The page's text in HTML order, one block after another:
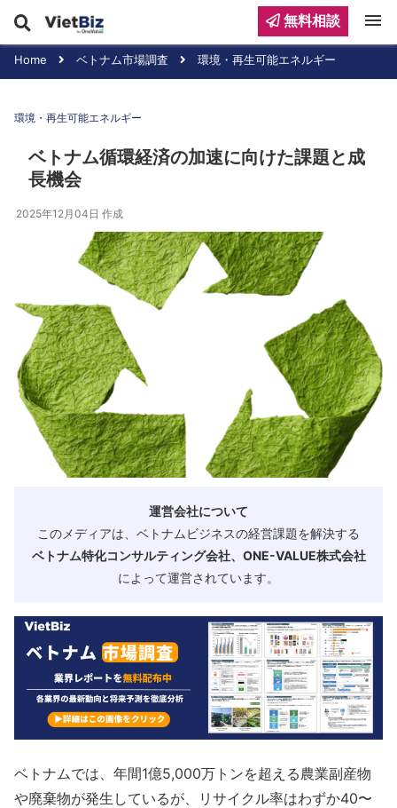
Home ベトナム市場調査 環境・再生可能エネルギー
環境・再生可能エネルギー
ベトナム循環経済の加速に向けた課題と成
長機会
2025年12月04日 作成
運営会社について
このメディアは、ベトナムビジネスの経営課題を解決する
ベトナム特化コンサルティング会社、ONE-VALUE株式会社
によって運営されています。
ベトナムでは、年間1億5,000万トンを超える農業副産物
や廃棄物が発生しているが、リサイクル率はわずか40〜
無料相談 menu